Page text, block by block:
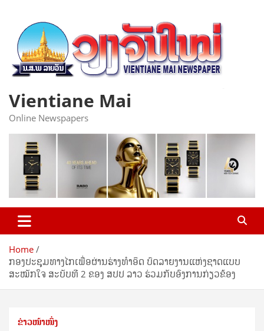
content
Vientiane Mai
Online Newspapers
Home
ກອງປະຊຸມທາງໄກເພື່ອຜ່ານຮ່າງທໍາອິດ ບົດລາຍງານແຫ່ງຊາດແບບ
ສະໝັກໃຈ ສະບັບທີ 2 ຂອງ ສປປ ລາວ ຮ່ວມກັບອົງການກ່ຽວຂ້ອງ
ຂ່າວໜ້າໜຶ່ງ